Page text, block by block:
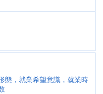
態，就業希望意識，就業時